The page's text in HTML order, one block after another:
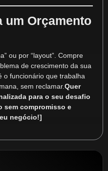
um Orçamento
ou por “layout”. Compre
de crescimento da sua
o funcionário que trabalha
sem reclamar.Quer
para o seu desafio
sem compromisso e
negócio!]